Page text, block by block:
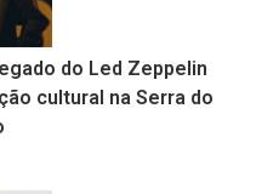
do Led Zeppelin
cultural na Serra do